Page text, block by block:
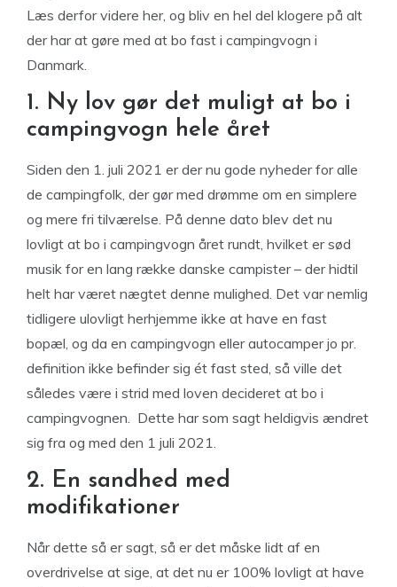
Læs derfor videre her, og bliv en hel del klogere på alt
der har at gøre med at bo fast i campingvogn i
Danmark.
1. Ny lov gør det muligt at bo i
campingvogn hele året
Siden den 1. juli 2021 er der nu gode nyheder for alle
de campingfolk, der gør med drømme om en simplere
og mere fri tilværelse. På denne dato blev det nu
lovligt at bo i campingvogn året rundt, hvilket er sød
musik for en lang række danske campister – der hidtil
helt har været nægtet denne mulighed. Det var nemlig
tidligere ulovligt herhjemme ikke at have en fast
bopæl, og da en campingvogn eller autocamper jo pr.
definition ikke befinder sig ét fast sted, så ville det
således være i strid med loven decideret at bo i
campingvognen. Dette har som sagt heldigvis ændret
sig fra og med den 1 juli 2021.
2. En sandhed med
modifikationer
Når dette så er sagt, så er det måske lidt af en
overdrivelse at sige, at det nu er 100% lovligt at have